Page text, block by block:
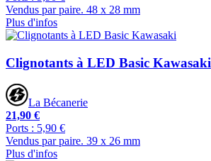
Vendus par paire. 48 x 28 mm
Plus d'infos
Clignotants à LED Basic Kawasaki
La Bécanerie
21,90 €
Ports : 5,90 €
Vendus par paire. 39 x 26 mm
Plus d'infos